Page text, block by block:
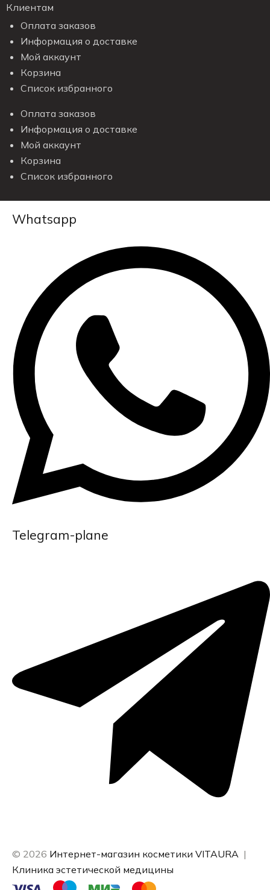
Клиентам
Оплата заказов
Информация о доставке
Мой аккаунт
Корзина
Список избранного
Оплата заказов
Информация о доставке
Мой аккаунт
Корзина
Список избранного
Whatsapp
Telegram-plane
© 2026 Интернет-магазин косметики VITAURA |
Клиника эстетической медицины